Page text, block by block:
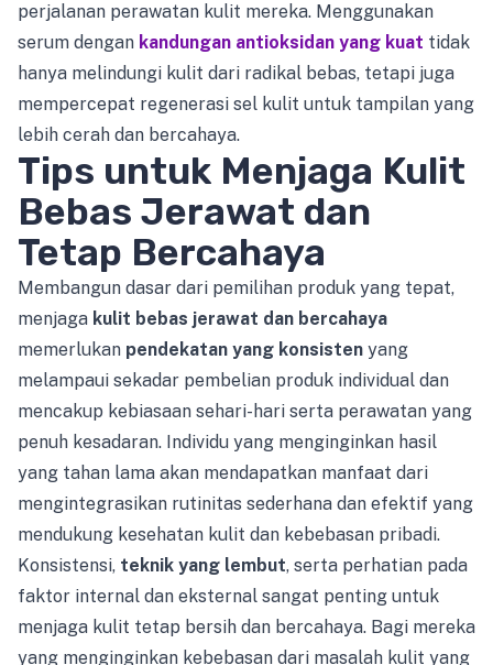
perjalanan perawatan kulit mereka. Menggunakan
serum dengan kandungan antioksidan yang kuat tidak
hanya melindungi kulit dari radikal bebas, tetapi juga
mempercepat regenerasi sel kulit untuk tampilan yang
lebih cerah dan bercahaya.
Tips untuk Menjaga Kulit
Bebas Jerawat dan
Tetap Bercahaya
Membangun dasar dari pemilihan produk yang tepat,
menjaga kulit bebas jerawat dan bercahaya
memerlukan pendekatan yang konsisten yang
melampaui sekadar pembelian produk individual dan
mencakup kebiasaan sehari-hari serta perawatan yang
penuh kesadaran. Individu yang menginginkan hasil
yang tahan lama akan mendapatkan manfaat dari
mengintegrasikan rutinitas sederhana dan efektif yang
mendukung kesehatan kulit dan kebebasan pribadi.
Konsistensi, teknik yang lembut, serta perhatian pada
faktor internal dan eksternal sangat penting untuk
menjaga kulit tetap bersih dan bercahaya. Bagi mereka
yang menginginkan kebebasan dari masalah kulit yang